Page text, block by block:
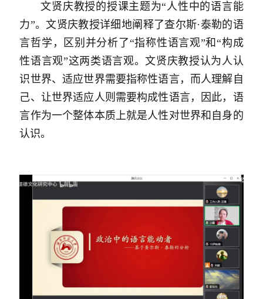
文贤庆教授的授课主题为“人性中的语言能
力”。文贤庆教授详细地阐释了查尔斯·泰勒的语
言哲学，区别并分析了“指称性语言观”和“构成
性语言观”这两类语言观。文贤庆教授认为人认
识世界、适应世界需要指称性语言，而人理解自
己、让世界适应人则需要构成性语言，因此，语
言作为一个整体本质上就是人性对世界和自身的
认识。